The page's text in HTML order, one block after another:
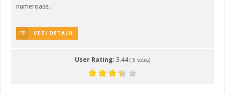
numeroase.
VEZI DETALII
User Rating: 3.44 ( 5 votes)